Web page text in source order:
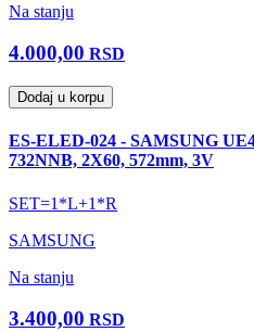
Na stanju
4.000,00 RSD
Dodaj u korpu
ES-ELED-024 - SAMSUNG
732NNB, 2X60, 572mm, 3V
SET=1*L+1*R
SAMSUNG
Na stanju
3.400,00 RSD